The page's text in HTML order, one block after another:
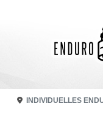
INDIVIDUELLES